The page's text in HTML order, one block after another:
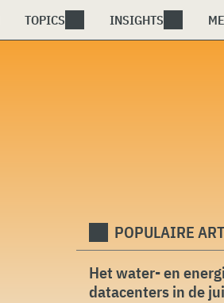
TOPICS INSIGHTS
POPULAIRE
Het water- en
datacenters in de